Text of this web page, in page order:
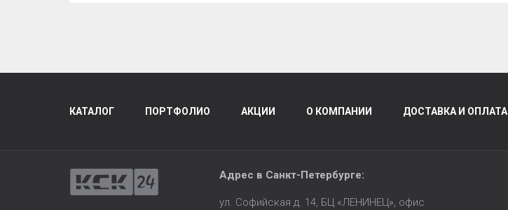
КАТАЛОГ ПОРТФОЛИО АКЦИИ О КОМПАНИИ ДОСТАВКА И ОПЛАТА
Адрес в Санкт-Петербурге:
ул. Софийская д. 14, БЦ «ЛЕНИНЕЦ», офис